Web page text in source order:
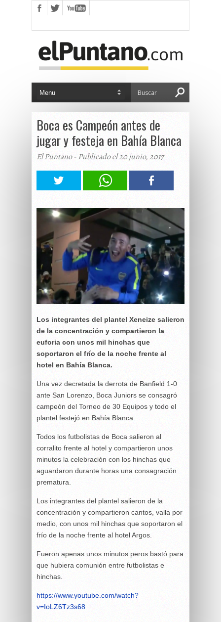
Boca es Campeón antes de
jugar y festeja en Bahía Blanca
El Puntano - Publicado el 20 junio, 2017
Los integrantes del plantel Xeneize salieron
de la concentración y compartieron la
euforia con unos mil hinchas que
soportaron el frío de la noche frente al
hotel en Bahía Blanca.
Una vez decretada la derrota de Banfield 1-0
ante San Lorenzo, Boca Juniors se consagró
campeón del Torneo de 30 Equipos y todo el
plantel festejó en Bahía Blanca.
Todos los futbolistas de Boca salieron al
corralito frente al hotel y compartieron unos
minutos la celebración con los hinchas que
aguardaron durante horas una consagración
prematura.
Los integrantes del plantel salieron de la
concentración y compartieron cantos, valla por
medio, con unos mil hinchas que soportaron el
frío de la noche frente al hotel Argos.
Fueron apenas unos minutos peros bastó para
que hubiera comunión entre futbolistas e
hinchas.
https://www.youtube.com/watch?
v=IoLZ6Tz3s68